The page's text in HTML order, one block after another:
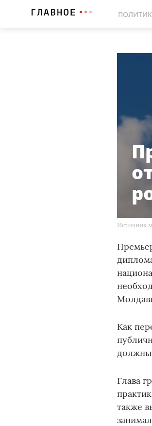
Источник
Как
должны
Глава
также